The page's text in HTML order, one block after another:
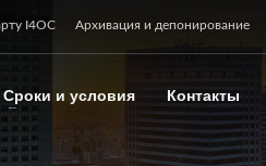
I4OC Архивация и депонирование
Сроки и условия Контакты